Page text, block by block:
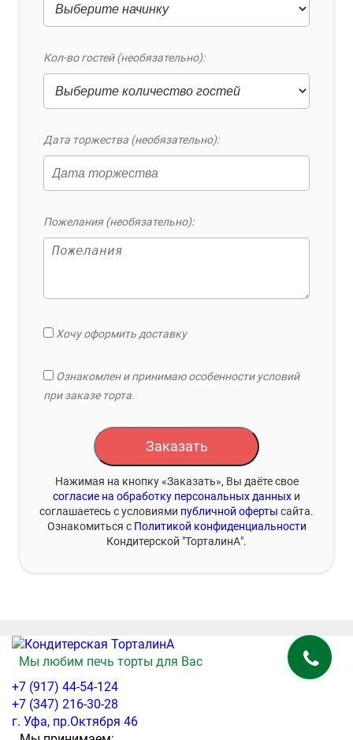
Кол-во гостей (необязательно):
Дата торжества (необязательно):
Пожелания (необязательно):
Хочу оформить доставку
Ознакомлен и принимаю особенности условий
при заказе торта.
Заказать
Нажимая на кнопку «Заказать», Вы даёте свое
согласие на обработку персональных данных и
соглашаетесь с условиями публичной оферты сайта.
Ознакомиться с Политикой конфиденциальности
Кондитерской "ТорталинА".
Мы любим печь торты для Вас
+7 (917) 44-54-124
+7 (347) 216-30-28
г. Уфа, пр.Октября 46